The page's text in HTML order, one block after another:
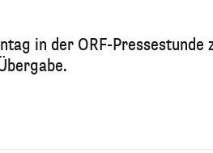
in der ORF-Pressestunde